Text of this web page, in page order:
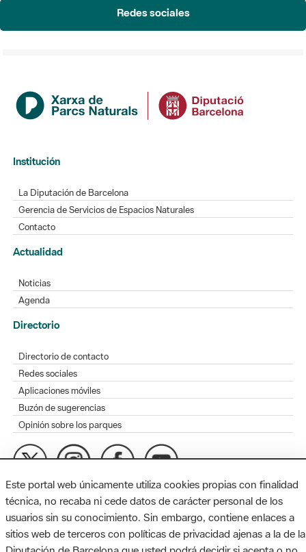
Redes sociales
Institución
La Diputación de Barcelona
Gerencia de Servicios de Espacios Naturales
Contacto
Actualidad
Noticias
Agenda
Directorio
Directorio de contacto
Redes sociales
Aplicaciones móviles
Buzón de sugerencias
Opinión sobre los parques
MAPA WEB AVISO LEGAL ACCESIBILIDAD
Diputación de Barcelona. Edifici Llacuna, 1a planta. Badajoz, 49.
08005 Barcelona. Tel. 934 022 428 / xarxaparcs@diba.cat
Este portal web únicamente utiliza cookies propias con finalidad
técnica, no recaba ni cede datos de carácter personal de los
usuarios sin su conocimiento. Sin embargo, contiene enlaces a
sitios web de terceros con políticas de privacidad ajenas a la de la